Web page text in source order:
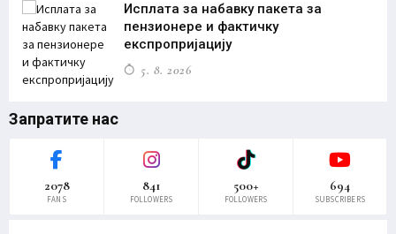
Исплата за набавку пакета за
пензионере и фактичку
експропријацију
5. 8. 2026
Запратите нас
2078
FANS
841
FOLLOWERS
500+
FOLLOWERS
694
SUBSCRIBERS